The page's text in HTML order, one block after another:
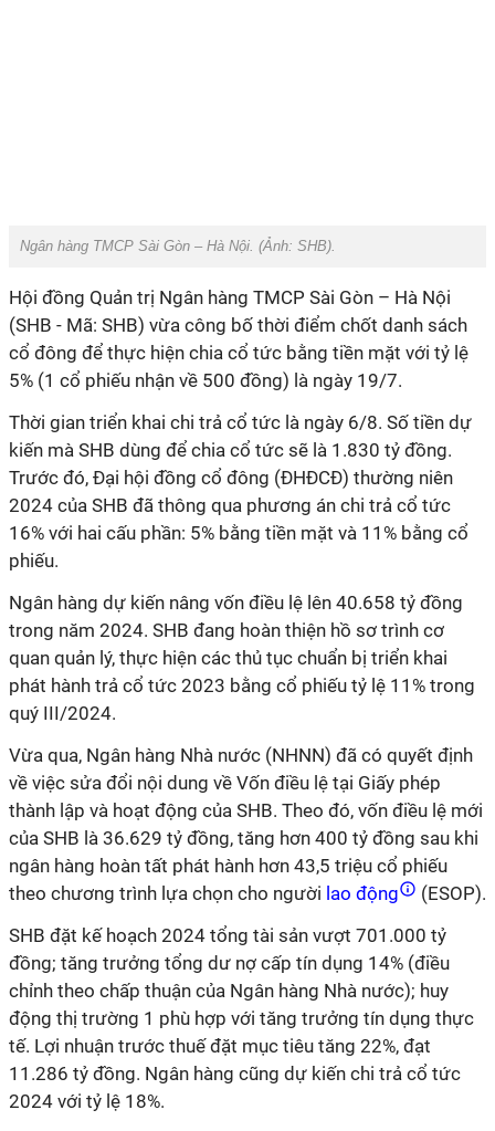
Ngân hàng TMCP Sài Gòn – Hà Nội. (Ảnh: SHB).
Hội đồng Quản trị Ngân hàng TMCP Sài Gòn – Hà Nội
(SHB - Mã: SHB) vừa công bố thời điểm chốt danh sách
cổ đông để thực hiện chia cổ tức bằng tiền mặt với tỷ lệ
5% (1 cổ phiếu nhận về 500 đồng) là ngày 19/7.
Thời gian triển khai chi trả cổ tức là ngày 6/8. Số tiền dự
kiến mà SHB dùng để chia cổ tức sẽ là 1.830 tỷ đồng.
Trước đó, Đại hội đồng cổ đông (ĐHĐCĐ) thường niên
2024 của SHB đã thông qua phương án chi trả cổ tức
16% với hai cấu phần: 5% bằng tiền mặt và 11% bằng cổ
phiếu.
Ngân hàng dự kiến nâng vốn điều lệ lên 40.658 tỷ đồng
trong năm 2024. SHB đang hoàn thiện hồ sơ trình cơ
quan quản lý, thực hiện các thủ tục chuẩn bị triển khai
phát hành trả cổ tức 2023 bằng cổ phiếu tỷ lệ 11% trong
quý III/2024.
Vừa qua, Ngân hàng Nhà nước (NHNN) đã có quyết định
về việc sửa đổi nội dung về Vốn điều lệ tại Giấy phép
thành lập và hoạt động của SHB. Theo đó, vốn điều lệ mới
của SHB là 36.629 tỷ đồng, tăng hơn 400 tỷ đồng sau khi
ngân hàng hoàn tất phát hành hơn 43,5 triệu cổ phiếu
theo chương trình lựa chọn cho người lao động
(ESOP).
SHB đặt kế hoạch 2024 tổng tài sản vượt 701.000 tỷ
đồng; tăng trưởng tổng dư nợ cấp tín dụng 14% (điều
chỉnh theo chấp thuận của Ngân hàng Nhà nước); huy
động thị trường 1 phù hợp với tăng trưởng tín dụng thực
tế. Lợi nhuận trước thuế đặt mục tiêu tăng 22%, đạt
11.286 tỷ đồng. Ngân hàng cũng dự kiến chi trả cổ tức
2024 với tỷ lệ 18%.